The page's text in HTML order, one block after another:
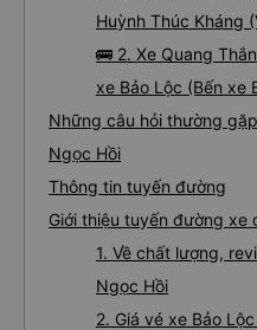
Huỳnh Thúc Kháng
🚌 2. Xe Quang
xe Bảo Lộc (Bến xe
Những câu hỏi thường
Ngọc Hồi
Thông tin tuyến đường
Giới thiệu tuyến đường xe
1. Về chất lượng,
Ngọc Hồi
2. Giá vé xe Bảo